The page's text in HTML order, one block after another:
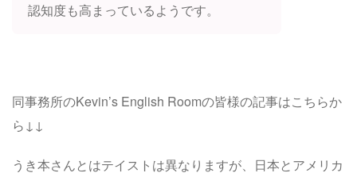
認知度も高まっているようです。
同事務所のKevin’s English Roomの皆様の記事はこちらか
ら↓↓
うき本さんとはテイストは異なりますが、日本とアメリカ